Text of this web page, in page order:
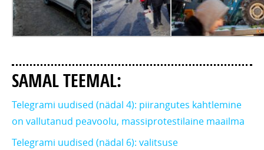
SAMAL TEEMAL:
Telegrami uudised (nädal 4): piirangutes kahtlemine
on vallutanud peavoolu, massiprotestilaine maailma
Telegrami uudised (nädal 6): valitsuse